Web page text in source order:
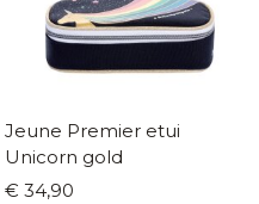
Jeune Premier etui
Unicorn gold
€ 34,90